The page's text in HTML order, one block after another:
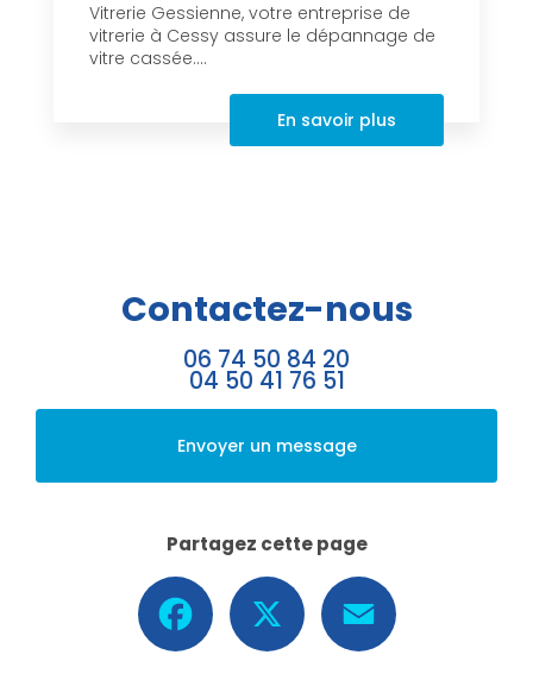
Vitrerie Gessienne, votre entreprise de
vitrerie à Cessy assure le dépannage de
vitre cassée....
En savoir plus
Contactez-nous
06 74 50 84 20
04 50 41 76 51
Envoyer un message
Partagez cette page
Facebook